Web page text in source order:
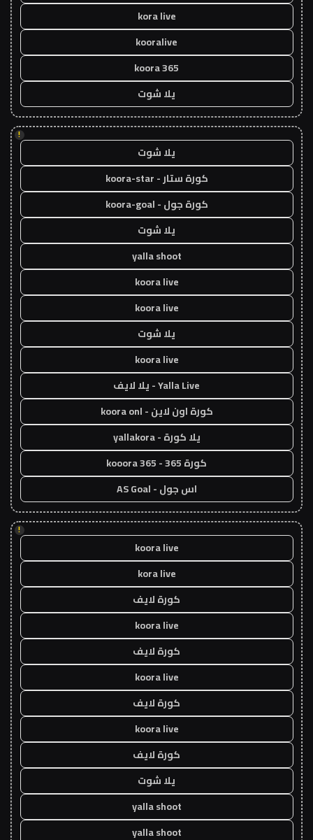
kora live
kooralive
koora 365
يلا شوت
!
يلا شوت
كورة ستار - koora-star
كورة جول - koora-goal
يلا شوت
yalla shoot
koora live
koora live
يلا شوت
koora live
Yalla Live - يلا لايف
كورة اون لاين - koora onl
يلا كورة - yallakora
كورة 365 - kooora 365
اس جول - AS Goal
!
koora live
kora live
كورة لايف
koora live
كورة لايف
koora live
كورة لايف
koora live
كورة لايف
يلا شوت
yalla shoot
yalla shoot